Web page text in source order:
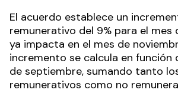
El acuerdo establece un
remunerativo del 9% para el mes
ya impacta en el mes de
incremento se calcula en función
de septiembre, sumando tanto
remunerativos como no